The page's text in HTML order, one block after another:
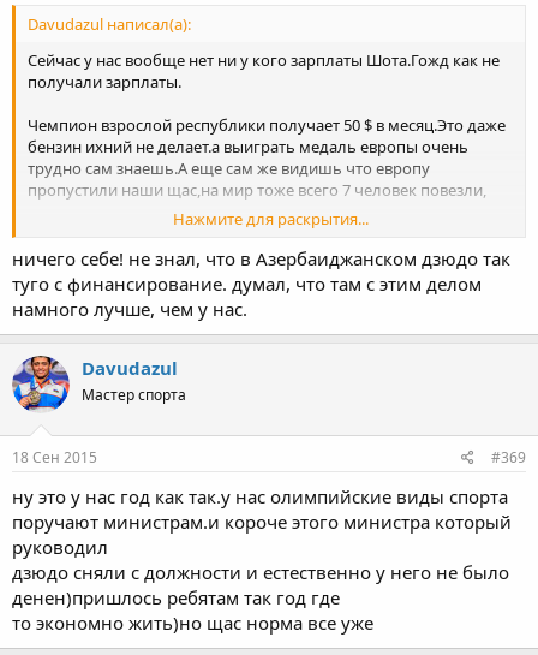
Davudazul написал(а):
Сейчас у нас вообще нет ни у кого зарплаты Шота.Гожд как не
получали зарплаты.
Чемпион взрослой республики получает 50 $ в месяц.Это даже
бензин ихний не делает.а выиграть медаль европы очень
трудно сам знаешь.А еще сам же видишь что европу
пропустили наши щас,на мир тоже всего 7 человек повезли,
Но сейчас дули нефтянникам дзюдо,Питера возвращают и все
хорошо будет думаю.
Нажмите для раскрытия...
ничего себе! не знал, что в Азербаиджанском дзюдо так
туго с финансирование. думал, что там с этим делом
намного лучше, чем у нас.
Davudazul
Мастер спорта
18 Сен 2015 #369
ну это у нас год как так.у нас олимпийские виды спорта
поручают министрам.и короче этого министра который
руководил
дзюдо сняли с должности и естественно у него не было
денен)пришлось ребятам так год где
то экономно жить)но щас норма все уже